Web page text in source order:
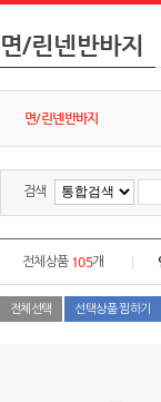
면/린넨반바지
면/린넨반바지
검색
전체상품 105개
전체선택 선택상품 찜하기